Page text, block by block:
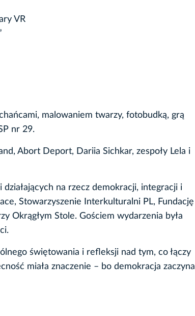
VR
malowaniem twarzy, fotobudką, grą
nr 29.
Abort Deport, Dariia Sichkar, zespoły Lela i
na rzecz demokracji, integracji i
Stowarzyszenie Interkulturalni PL, Fundację
Okrągłym Stole. Gościem wydarzenia była
świętowania i refleksji nad tym, co łączy
miała znaczenie – bo demokracja zaczyna